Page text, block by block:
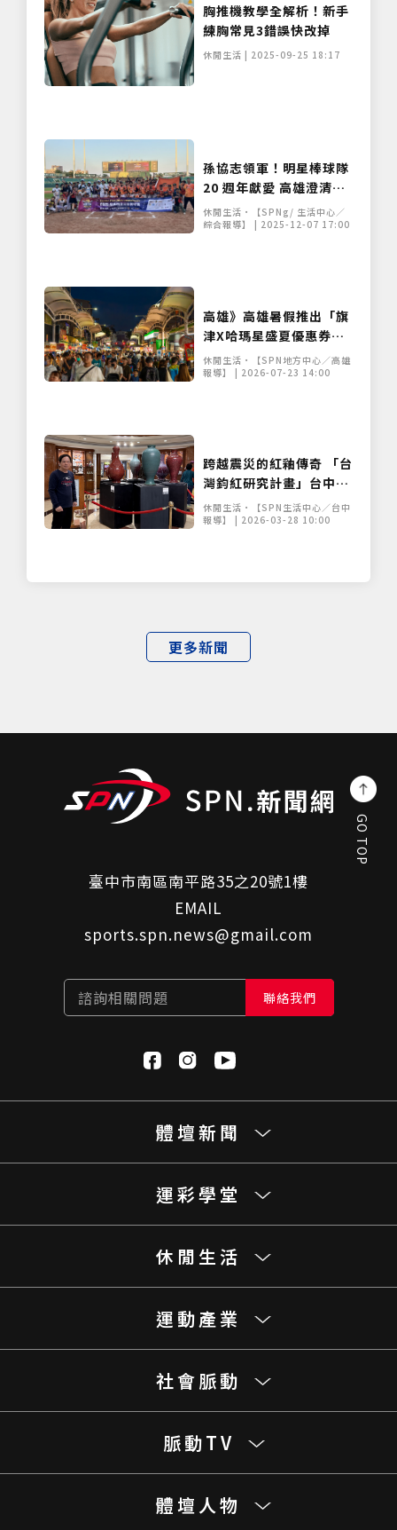
更多新聞
胸推機教學全解析！新手
練胸常見3錯誤快改掉
休閒生活 | 2025-09-25 18:17
孫協志領軍！明星棒球隊
20 週年獻愛 高雄澄清湖
冬日送暖
休閒生活•【SPNg/ 生活中心／
綜合報導】 | 2025-12-07 17:00
高雄》高雄暑假推出「旗
津X哈瑪星盛夏優惠券」
串聯交通、住宿與商圈搶
攻夏日觀光
休閒生活•【SPN地方中心／高雄
報導】 | 2026-07-23 14:00
跨越震災的紅釉傳奇 「台
灣鈞紅研究計畫」台中長
榮華麗登場
休閒生活•【SPN生活中心／台中
報導】 | 2026-03-28 10:00
臺中市南區南平路35之20號1樓
EMAIL
sports.spn.news@gmail.com
諮詢相關問題 聯絡我們
體壇新聞
運彩學堂
休閒生活
運動產業
社會脈動
脈動TV
體壇人物
GO TOP